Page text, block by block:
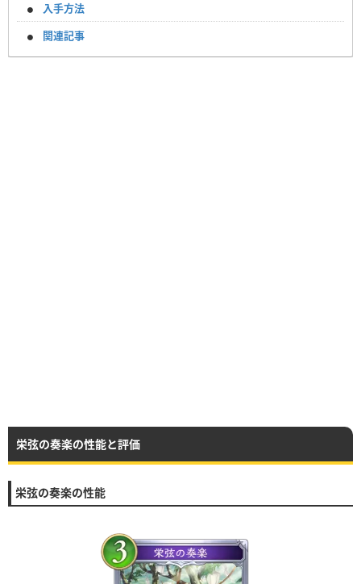
入手方法
関連記事
栄弦の奏楽の性能と評価
栄弦の奏楽の性能